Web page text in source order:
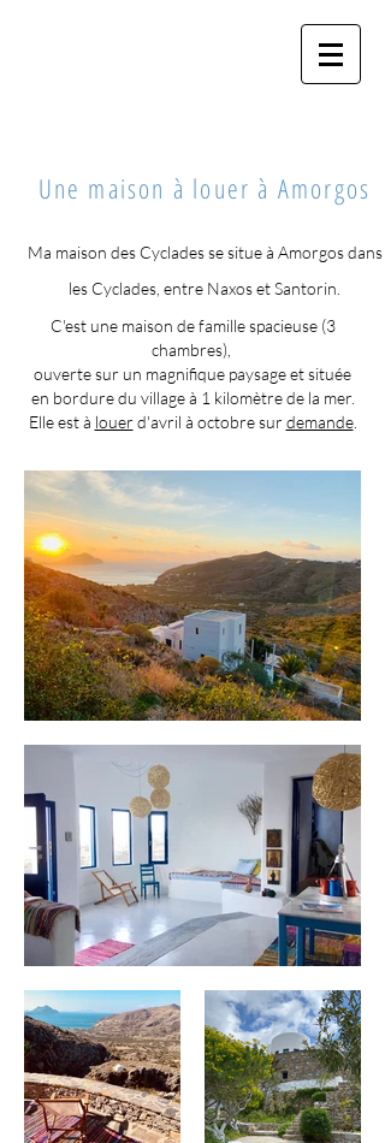
Une maison à louer à Amorgos
Ma maison des Cyclades se situe à Amorgos dans
les Cyclades, entre Naxos et Santorin
C'est une maison de famille spacieuse (3
chambres),
ouverte sur un magnifique paysage et située
en bordure du village à 1 kilomètre de la mer.
Elle est à louer d'avril à octobre sur demande.